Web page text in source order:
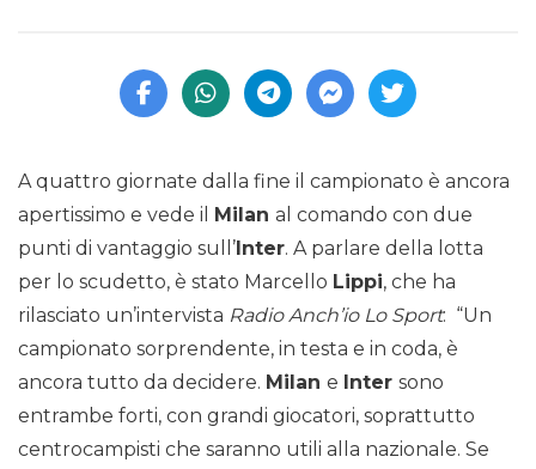
A quattro giornate dalla fine il campionato è ancora
apertissimo e vede il Milan al comando con due
punti di vantaggio sull’Inter. A parlare della lotta
per lo scudetto, è stato Marcello Lippi, che ha
rilasciato un’intervista Radio Anch’io Lo Sport: “Un
campionato sorprendente, in testa e in coda, è
ancora tutto da decidere. Milan e Inter sono
entrambe forti, con grandi giocatori, soprattutto
centrocampisti che saranno utili alla nazionale. Se